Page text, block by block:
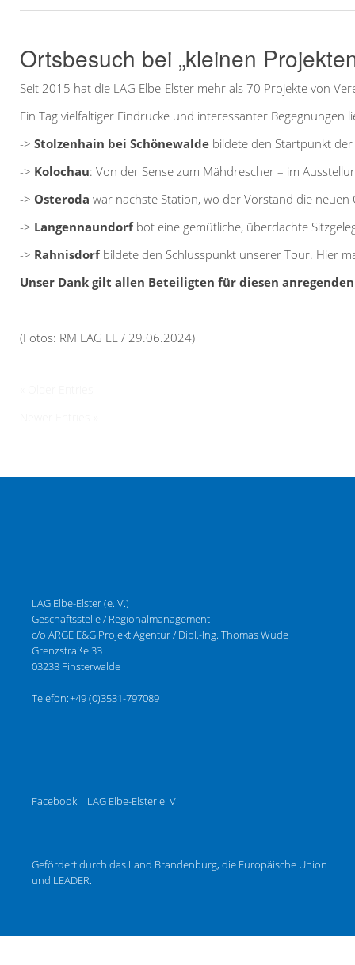
Ortsbesuch bei „kleinen
Seit 2015 hat die LAG Elbe-Elster mehr als 70 Projekte von
Ein Tag vielfältiger Eindrücke und interessanter Begegnungen
-> Stolzenhain bei Schönewalde bildete den Startpunkt
-> Kolochau: Von der Sense zum Mähdrescher – im
-> Osteroda war nächste Station, wo der Vorstand die
-> Langennaundorfbot eine gemütliche, überdachte
-> Rahnisdorfbildete den Schlusspunkt unserer Tour. Hier
Unser Dank gilt allen Beteiligten für diesen
(Fotos: RM LAG EE / 29.06.2024)
LAG Elbe-Elster (e. V.)
Geschäftsstelle / Regionalmanagement
c/o ARGE E&G Projekt Agentur / Dipl.-Ing. Thomas Wude
Grenzstraße 33
03238 Finsterwalde
Telefon:+49 (0)3531-797089
Facebook | LAG Elbe-Elster e. V.
Gefördert durch das Land Brandenburg, die Europäische Union
und LEADER.